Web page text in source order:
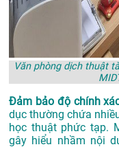
Văn phòng dịch thuật
Đảm bảo độ chính
dục thường chứa
học thuật phức tạp.
gây hiểu nhầm nội